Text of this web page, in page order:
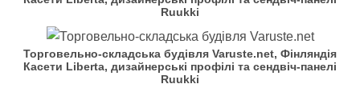
Ruukki
Торговельно-складська будівля Varuste.net, Фінляндія
Касети Liberta, дизайнерські профілі та сендвіч-панелі
Ruukki